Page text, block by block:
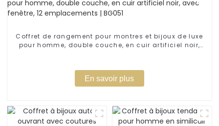
Coffret de rangement pour montres et bijoux de luxe
pour homme, double couche, en cuir artificiel noir,
En savoir plus